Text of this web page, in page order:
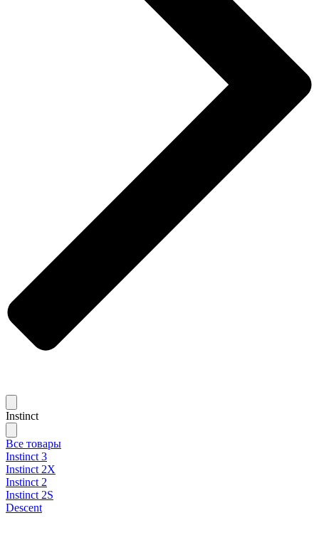
Instinct
Все товары
Instinct 3
Instinct 2X
Instinct 2
Instinct 2S
Descent